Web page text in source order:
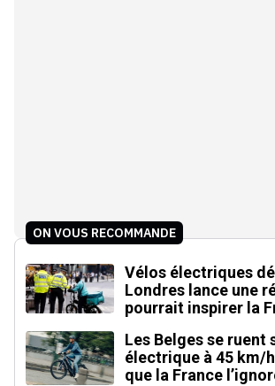
ON VOUS RECOMMANDE
Vélos électriques
Londres lance une
pourrait inspirer la
Les Belges se ruent
électrique à 45 km/
que la France